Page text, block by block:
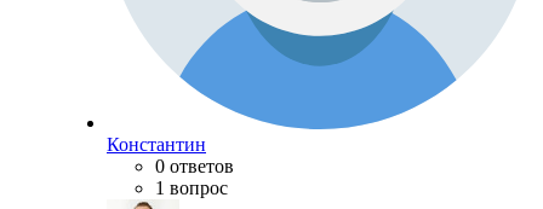
Константин
0 ответов
1 вопрос